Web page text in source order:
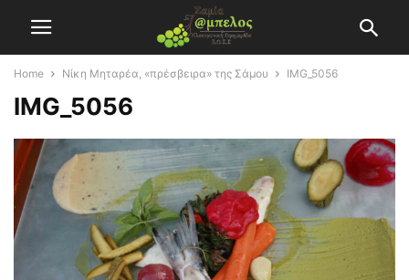
Home Νίκη Μηταρέα, «πρέσβειρα» της Σάμου IMG_5056
IMG_5056